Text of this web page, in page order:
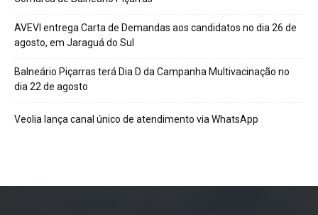
AVEVI entrega Carta de Demandas aos candidatos no dia 26 de
agosto, em Jaraguá do Sul
Balneário Piçarras terá Dia D da Campanha Multivacinação no
dia 22 de agosto
Veolia lança canal único de atendimento via WhatsApp